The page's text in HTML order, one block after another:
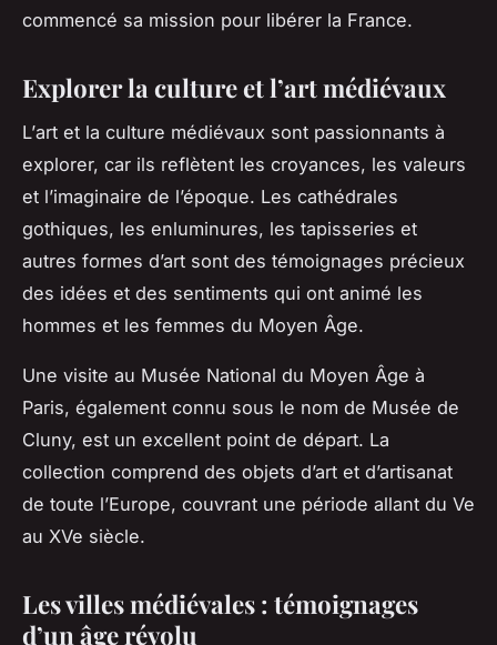
commencé sa mission pour libérer la France.
Explorer la culture et l’art médiévaux
L’art et la culture médiévaux sont passionnants à
explorer, car ils reflètent les croyances, les valeurs
et l’imaginaire de l’époque. Les cathédrales
gothiques, les enluminures, les tapisseries et
autres formes d’art sont des témoignages précieux
des idées et des sentiments qui ont animé les
hommes et les femmes du Moyen Âge.
Une visite au Musée National du Moyen Âge à
Paris, également connu sous le nom de Musée de
Cluny, est un excellent point de départ. La
collection comprend des objets d’art et d’artisanat
de toute l’Europe, couvrant une période allant du Ve
au XVe siècle.
Les villes médiévales : témoignages
d’un âge révolu